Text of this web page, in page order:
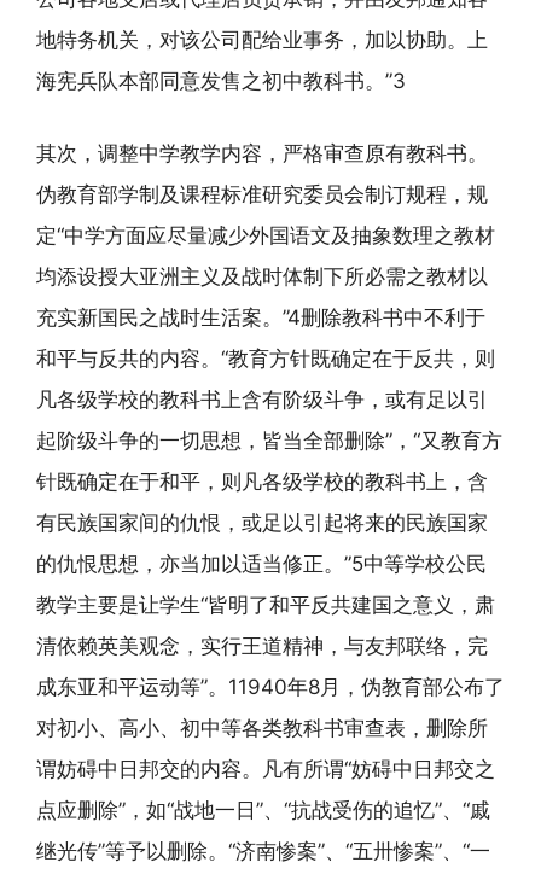
地特务机关，对该公司配给业事务，加以协助。上
海宪兵队本部同意发售之初中教科书。”3
其次，调整中学教学内容，严格审查原有教科书。
伪教育部学制及课程标准研究委员会制订规程，规
定“中学方面应尽量减少外国语文及抽象数理之教材
均添设授大亚洲主义及战时体制下所必需之教材以
充实新国民之战时生活案。”4删除教科书中不利于
和平与反共的内容。“教育方针既确定在于反共，则
凡各级学校的教科书上含有阶级斗争，或有足以引
起阶级斗争的一切思想，皆当全部删除”，“又教育方
针既确定在于和平，则凡各级学校的教科书上，含
有民族国家间的仇恨，或足以引起将来的民族国家
的仇恨思想，亦当加以适当修正。”5中等学校公民
教学主要是让学生“皆明了和平反共建国之意义，肃
清依赖英美观念，实行王道精神，与友邦联络，完
成东亚和平运动等”。11940年8月，伪教育部公布了
对初小、高小、初中等各类教科书审查表，删除所
谓妨碍中日邦交的内容。凡有所谓“妨碍中日邦交之
点应删除”，如“战地一日”、“抗战受伤的追忆”、“戚
继光传”等予以删除。“济南惨案”、“五卅惨案”、“一